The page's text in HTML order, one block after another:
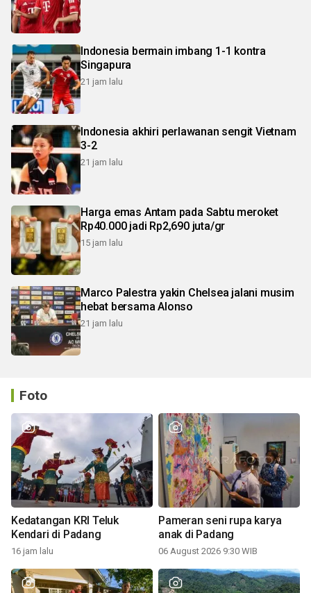
Indonesia bermain imbang 1-1 kontra
Singapura
21 jam lalu
Indonesia akhiri perlawanan sengit Vietnam
3-2
21 jam lalu
Harga emas Antam pada Sabtu meroket
Rp40.000 jadi Rp2,690 juta/gr
15 jam lalu
Marco Palestra yakin Chelsea jalani musim
hebat bersama Alonso
21 jam lalu
Foto
Kedatangan KRI Teluk
Kendari di Padang
16 jam lalu
Pameran seni rupa karya
anak di Padang
06 August 2026 9:30 WIB